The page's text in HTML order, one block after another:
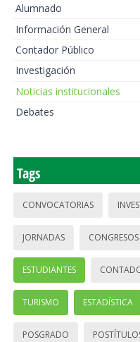
Alumnado
Información General
Contador Público
Investigación
Noticias institucionales
Debates
Tags
CONVOCATORIAS
JORNADAS CONGRESOS
ESTUDIANTES
TURISMO ESTADÍSTICA
POSGRADO